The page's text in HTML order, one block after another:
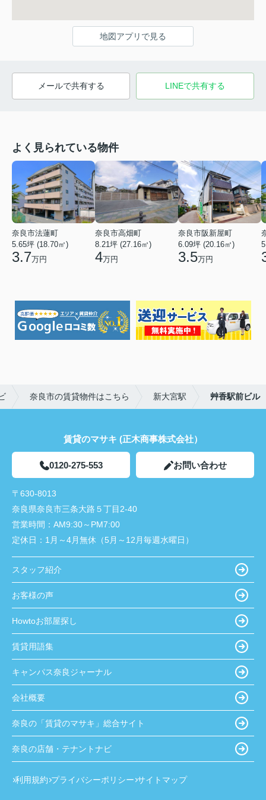
地図アプリで見る
メールで共有する LINEで共有する
よく見られている物件
奈良市法蓮町
5.65坪 (18.70㎡)
3.7万円
奈良市高畑町
8.21坪 (27.16㎡)
4万円
奈良市阪新屋町
6.09坪 (20.16㎡)
3.5万円
奈良市の賃貸物件はこちら 新大宮駅 艸香駅前ビル
賃貸のマサキ (正木商事株式会社）
0120-275-553 お問い合わせ
〒630-8013
奈良県奈良市三条大路５丁目2-40
営業時間： AM9:30～PM7:00
定休日： 1月～4月無休（5月～12月毎週水曜日）
スタッフ紹介
お客様の声
Howtoお部屋探し
賃貸用語集
キャンパス奈良ジャーナル
会社概要
奈良の「賃貸のマサキ」総合サイト
奈良の店舗・テナントナビ
利用規約 プライバシーポリシー サイトマップ